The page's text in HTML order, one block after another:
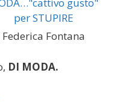
Federica Fontana
DI MODA.